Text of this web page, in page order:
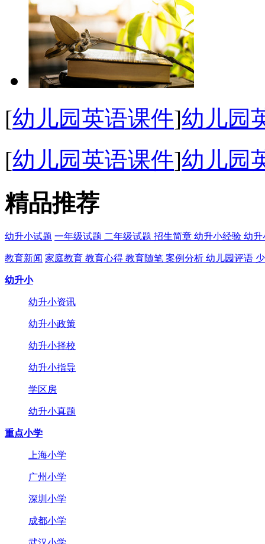
[幼儿园英语课件]幼儿园
[幼儿园英语课件]幼儿园
精品推荐
幼升小试题 一年级试题 二年级试题 招生简章 幼升小经验 幼升
教育新闻 家庭教育 教育心得 教育随笔 案例分析 幼儿园评语
幼升小
幼升小资讯
幼升小政策
幼升小择校
幼升小指导
学区房
幼升小真题
重点小学
上海小学
广州小学
深圳小学
成都小学